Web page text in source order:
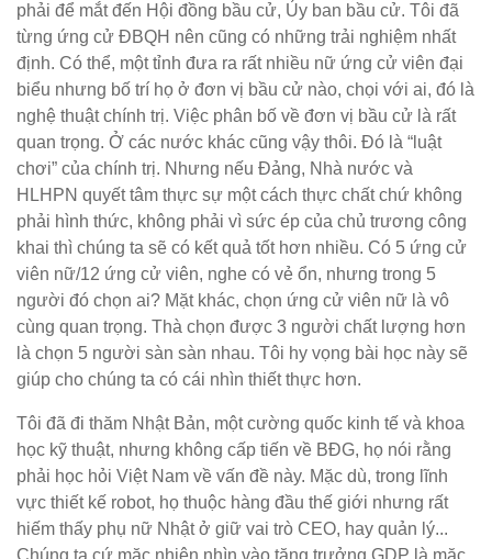
phải để mắt đến Hội đồng bầu cử, Ủy ban bầu cử. Tôi đã
từng ứng cử ĐBQH nên cũng có những trải nghiệm nhất
định. Có thể, một tỉnh đưa ra rất nhiều nữ ứng cử viên đại
biểu nhưng bố trí họ ở đơn vị bầu cử nào, chọi với ai, đó là
nghệ thuật chính trị. Việc phân bố về đơn vị bầu cử là rất
quan trọng. Ở các nước khác cũng vậy thôi. Đó là “luật
chơi” của chính trị. Nhưng nếu Đảng, Nhà nước và
HLHPN quyết tâm thực sự một cách thực chất chứ không
phải hình thức, không phải vì sức ép của chủ trương công
khai thì chúng ta sẽ có kết quả tốt hơn nhiều. Có 5 ứng cử
viên nữ/12 ứng cử viên, nghe có vẻ ổn, nhưng trong 5
người đó chọn ai? Mặt khác, chọn ứng cử viên nữ là vô
cùng quan trọng. Thà chọn được 3 người chất lượng hơn
là chọn 5 người sàn sàn nhau. Tôi hy vọng bài học này sẽ
giúp cho chúng ta có cái nhìn thiết thực hơn.
Tôi đã đi thăm Nhật Bản, một cường quốc kinh tế và khoa
học kỹ thuật, nhưng không cấp tiến về BĐG, họ nói rằng
phải học hỏi Việt Nam về vấn đề này. Mặc dù, trong lĩnh
vực thiết kế robot, họ thuộc hàng đầu thế giới nhưng rất
hiếm thấy phụ nữ Nhật ở giữ vai trò CEO, hay quản lý...